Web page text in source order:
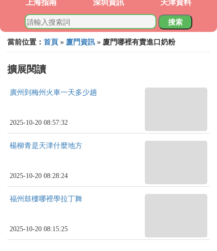
搜索
當前位置： 首頁 » 廈門資訊 » 廈門哪裡有賣進口奶粉
擴展閱讀
廣州到梅州火車一天多少趟
2025-10-20 08:57:32
楊柳青是天津什麼地方
2025-10-20 08:28:24
福州鼓樓哪裡學拉丁舞
2025-10-20 08:15:25